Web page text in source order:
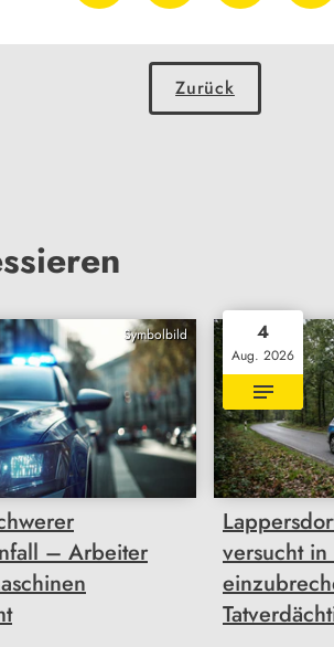
Zurück
Symbolbild
– Arbeiter
4
Aug. 2026
versucht in